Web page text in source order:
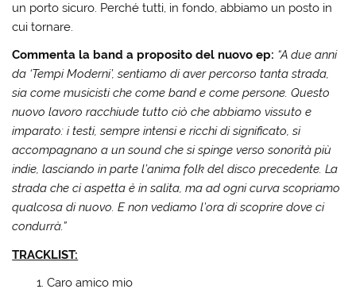
un porto sicuro. Perché tutti, in fondo, abbiamo un posto in
cui tornare.
Commenta la band a proposito del nuovo ep: “A due anni
da ‘Tempi Moderni’, sentiamo di aver percorso tanta strada,
sia come musicisti che come band e come persone. Questo
nuovo lavoro racchiude tutto ciò che abbiamo vissuto e
imparato: i testi, sempre intensi e ricchi di significato, si
accompagnano a un sound che si spinge verso sonorità più
indie, lasciando in parte l’anima folk del disco precedente. La
strada che ci aspetta è in salita, ma ad ogni curva scopriamo
qualcosa di nuovo. E non vediamo l’ora di scoprire dove ci
condurrà.”
TRACKLIST:
Caro amico mio